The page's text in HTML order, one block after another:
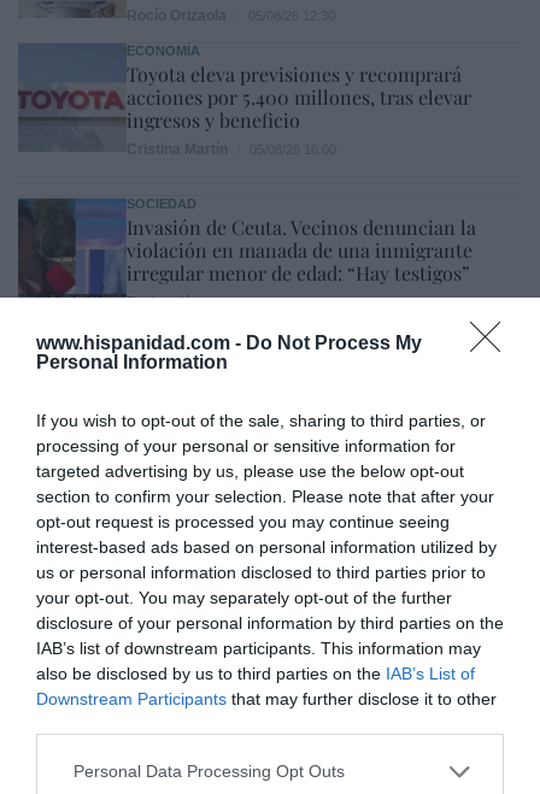
www.hispanidad.com - Do Not Process My
Personal Information
If you wish to opt-out of the sale, sharing to third parties, or
processing of your personal or sensitive information for
targeted advertising by us, please use the below opt-out
section to confirm your selection. Please note that after your
opt-out request is processed you may continue seeing
interest-based ads based on personal information utilized by
us or personal information disclosed to third parties prior to
your opt-out. You may separately opt-out of the further
disclosure of your personal information by third parties on the
IAB’s list of downstream participants. This information may
also be disclosed by us to third parties on the IAB’s List of
Downstream Participants that may further disclose it to other
Personal Data Processing Opt Outs
ECONOMÍA
Toyota eleva previsiones y recomprará
acciones por 5.400 millones, tras elevar
ingresos y beneficio
SOCIEDAD
Invasión de Ceuta. Vecinos denuncian la
violación en manada de una inmigrante
irregular menor de edad: “Hay testigos”
Redacción 05/08/26 12:03
INTERNACIONAL
Vuelta a la cordura. Reino Unido obligará a
Rocío Orizaola
Marcelo Gullo: “El trabajo de desmitificar la
historia, de poner la verdadera, de
desmontar la falsificación, es un trabajo
cristiano"
por Hispanidad
Artículos anteriores